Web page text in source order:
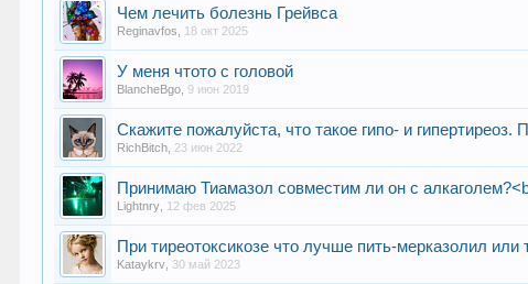
Чем лечить болезнь Грейвса
Reginavfos 18 окт 2025
У меня чтото с головой
BlancheBgo ,9 июн 2019
Скажите пожалуйста, что такое гипо- и
RichBitch 23 июн 2022
Принимаю Тиамазол совместим ли он с
Lightnry 12 фев 2025
При тиреотоксикозе что лучше пить-мерказолил или
Kataykrv 30 май 2023